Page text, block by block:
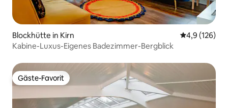
Blockhütte in Kirn
4,9 (126)
Kabine-Luxus-Eigenes Badezimmer-Bergblick
Gäste-Favorit
Gäste-Favorit